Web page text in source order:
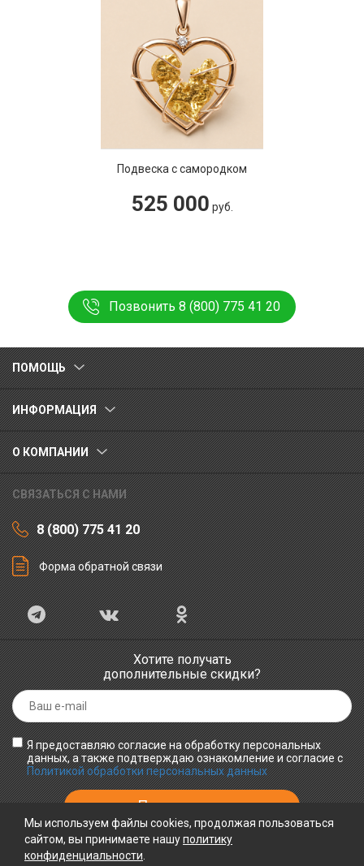
Подвеска с самородком
525 000 руб.
Позвонить 8 (800) 775 41 20
ПОМОЩЬ
ИНФОРМАЦИЯ
О КОМПАНИИ
СВЯЗАТЬСЯ С НАМИ
8 (800) 775 41 20
Форма обратной связи
Хотите получать
дополнительные скидки?
Я предоставляю согласие на обработку персональных
данных, а также подтверждаю ознакомление и согласие с
Политикой обработки персональных данных
ПРИНИМАЕМ К ОПЛАТЕ
Мы используем файлы cookies, продолжая пользоваться
сайтом, вы принимаете нашуполитику
конфиденциальности